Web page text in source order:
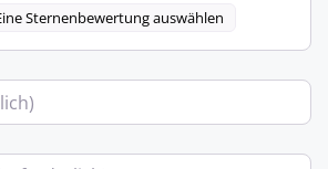
Sternenbewertung auswählen